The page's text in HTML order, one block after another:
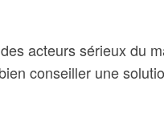
acteurs sérieux du
conseiller une